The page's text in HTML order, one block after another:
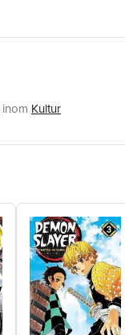
9783964334794
inom Kultur